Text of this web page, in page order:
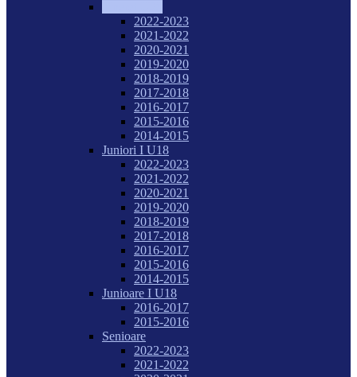
2022-2023
2021-2022
2020-2021
2019-2020
2018-2019
2017-2018
2016-2017
2015-2016
2014-2015
Juniori I U18
2022-2023
2021-2022
2020-2021
2019-2020
2018-2019
2017-2018
2016-2017
2015-2016
2014-2015
Junioare I U18
2016-2017
2015-2016
Senioare
2022-2023
2021-2022